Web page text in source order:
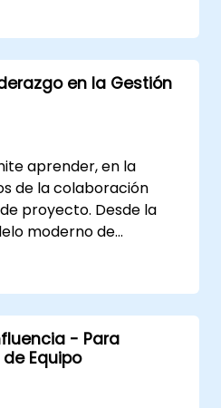
acelerar la
una ventaja
un liderazgo
en la Gestión
aprender, en la
de la colaboración
proyecto. Desde la
con los
de
de normas de
y transferencia del
los aspectos
motivación e
- Para
Equipo